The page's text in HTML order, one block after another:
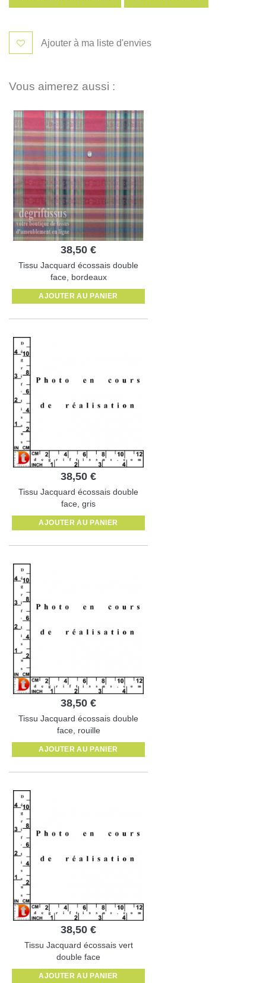
Ajouter à ma liste d'envies
Vous aimerez aussi :
38,50 €
Tissu Jacquard écossais double
face, bordeaux
AJOUTER AU PANIER
38,50 €
Tissu Jacquard écossais double
face, gris
AJOUTER AU PANIER
38,50 €
Tissu Jacquard écossais double
face, rouille
AJOUTER AU PANIER
38,50 €
Tissu Jacquard écossais vert
double face
AJOUTER AU PANIER